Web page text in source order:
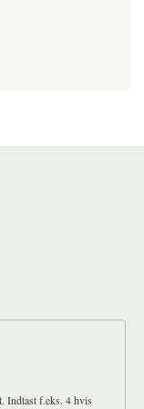
Indtast f.eks. 4 hvis